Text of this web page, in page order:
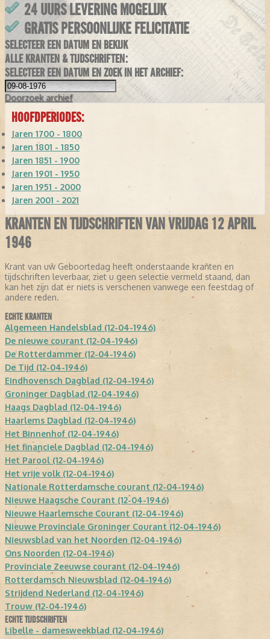
24 UURS LEVERING MOGELIJK
GRATIS PERSOONLIJKE FELICITATIE
SELECTEER EEN DATUM EN BEKIJK
ALLE KRANTEN & TIJDSCHRIFTEN:
SELECTEER EEN DATUM EN ZOEK IN HET ARCHIEF:
Doorzoek archief
HOOFDPERIODES:
Jaren 1700 - 1800
Jaren 1801 - 1850
Jaren 1851 - 1900
Jaren 1901 - 1950
Jaren 1951 - 2000
Jaren 2001 - 2021
KRANTEN EN TIJDSCHRIFTEN VAN VRIJDAG 12 APRIL
1946
Krant van uw Geboortedag heeft onderstaande kranten en
tijdschriften leverbaar, ziet u geen selectie vermeld staand, dan
kan het zijn dat er niets is verschenen vanwege een feestdag of
andere reden.
ECHTE KRANTEN
Algemeen Handelsblad (12-04-1946)
De nieuwe courant (12-04-1946)
De Rotterdammer (12-04-1946)
De Tijd (12-04-1946)
Eindhovensch Dagblad (12-04-1946)
Groninger Dagblad (12-04-1946)
Haags Dagblad (12-04-1946)
Haarlems Dagblad (12-04-1946)
Het Binnenhof (12-04-1946)
Het financiele Dagblad (12-04-1946)
Het Parool (12-04-1946)
Het vrije volk (12-04-1946)
Nationale Rotterdamsche courant (12-04-1946)
Nieuwe Haagsche Courant (12-04-1946)
Nieuwe Haarlemsche Courant (12-04-1946)
Nieuwe Provinciale Groninger Courant (12-04-1946)
Nieuwsblad van het Noorden (12-04-1946)
Ons Noorden (12-04-1946)
Provinciale Zeeuwse courant (12-04-1946)
Rotterdamsch Nieuwsblad (12-04-1946)
Strijdend Nederland (12-04-1946)
Trouw (12-04-1946)
ECHTE TIJDSCHRIFTEN
Libelle - damesweekblad (12-04-1946)